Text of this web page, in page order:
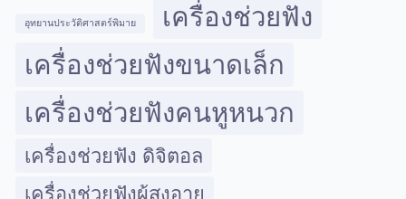
อุทยานประวัติศาสตร์พิมาย
เครื่องช่วยฟัง
เครื่องช่วยฟังขนาดเล็ก
เครื่องช่วยฟังคนหูหนวก
เครื่องช่วยฟัง ดิจิตอล
เครื่องช่วยฟังผู้สูงอายุ